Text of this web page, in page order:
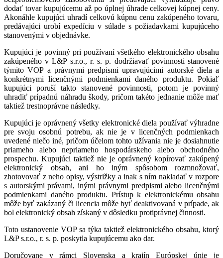
dodať tovar kupujúcemu až po úplnej úhrade celkovej kúpnej ceny.
Akonáhle kupujúci uhradí celkovú kúpnu cenu zakúpeného tovaru,
predávajúci urobí expedíciu v súlade s požiadavkami kupujúceho
stanovenými v objednávke.
Kupujúci je povinný pri používaní všetkého elektronického obsahu
zakúpeného v L&P s.r.o., r. s. p. dodržiavať povinnosti stanovené
týmito VOP a právnymi predpismi upravujúcimi autorské diela a
konkrétnymi licenčnými podmienkami daného produktu. Pokiaľ
kupujúci poruší takto stanovené povinnosti, potom je povinný
uhradiť prípadnú náhradu škody, pričom takéto jednanie môže mať
taktiež trestnoprávne následky.
Kupujúci je oprávnený všetky elektronické diela používať výhradne
pre svoju osobnú potrebu, ak nie je v licenčných podmienkach
uvedené niečo iné, pričom účelom tohto užívania nie je dosiahnutie
priameho alebo nepriameho hospodárskeho alebo obchodného
prospechu. Kupujúci taktiež nie je oprávnený kopírovať zakúpený
elektronický obsah, ani ho iným spôsobom rozmnožovať,
zhotovovať z neho opisy, výstrižky a inak s ním nakladať v rozpore
s autorskými právami, inými právnymi predpismi alebo licenčnými
podmienkami daného produktu. Prístup k elektronickému obsahu
môže byť zakázaný či licencia môže byť deaktivovaná v prípade, ak
bol elektronický obsah získaný v dôsledku protiprávnej činnosti.
Toto ustanovenie VOP sa týka taktiež elektronického obsahu, ktorý
L&P s.r.o., r. s. p. poskytla kupujúcemu ako dar.
Doručovane v rámci Slovenska a krajín Európskej únie je